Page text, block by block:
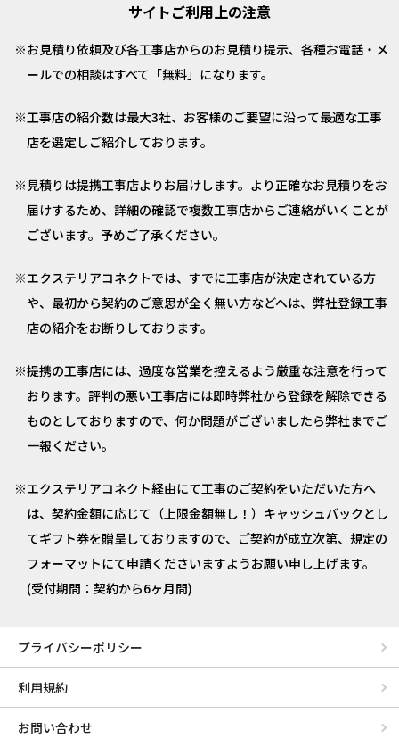
サイトご利用上の注意
お見積り依頼及び各工事店からのお見積り提示、各種お電話・メ
ールでの相談はすべて「無料」になります。
工事店の紹介数は最大3社、お客様のご要望に沿って最適な工事
店を選定しご紹介しております。
見積りは提携工事店よりお届けします。より正確なお見積りをお
届けするため、詳細の確認で複数工事店からご連絡がいくことが
ございます。予めご了承ください。
エクステリアコネクトでは、すでに工事店が決定されている方
や、最初から契約のご意思が全く無い方などへは、弊社登録工事
店の紹介をお断りしております。
提携の工事店には、過度な営業を控えるよう厳重な注意を行って
おります。評判の悪い工事店には即時弊社から登録を解除できる
ものとしておりますので、何か問題がございましたら弊社までご
一報ください。
エクステリアコネクト経由にて工事のご契約をいただいた方へ
は、契約金額に応じて（上限金額無し！）キャッシュバックとし
てギフト券を贈呈しておりますので、ご契約が成立次第、規定の
フォーマットにて申請くださいますようお願い申し上げます。
(受付期間：契約から6ヶ月間)
プライバシーポリシー
利用規約
お問い合わせ